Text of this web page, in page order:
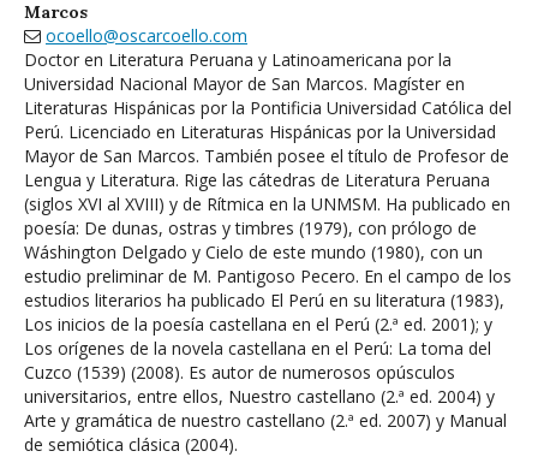
Marcos
ocoello@oscarcoello.com
Doctor en Literatura Peruana y Latinoamericana por la
Universidad Nacional Mayor de San Marcos. Magíster en
Literaturas Hispánicas por la Pontificia Universidad Católica del
Perú. Licenciado en Literaturas Hispánicas por la Universidad
Mayor de San Marcos. También posee el título de Profesor de
Lengua y Literatura. Rige las cátedras de Literatura Peruana
(siglos XVI al XVIII) y de Rítmica en la UNMSM. Ha publicado en
poesía: De dunas, ostras y timbres (1979), con prólogo de
Wáshington Delgado y Cielo de este mundo (1980), con un
estudio preliminar de M. Pantigoso Pecero. En el campo de los
estudios literarios ha publicado El Perú en su literatura (1983),
Los inicios de la poesía castellana en el Perú (2.ª ed. 2001); y
Los orígenes de la novela castellana en el Perú: La toma del
Cuzco (1539) (2008). Es autor de numerosos opúsculos
universitarios, entre ellos, Nuestro castellano (2.ª ed. 2004) y
Arte y gramática de nuestro castellano (2.ª ed. 2007) y Manual
de semiótica clásica (2004).